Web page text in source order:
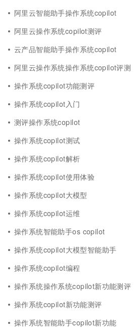
阿里云智能助手操作系统copilot
阿里云操作系统copilot测评
云产品智能助手操作系统copilot
阿里云操作系统操作系统copilot评测
操作系统copilot功能测评
操作系统copilot入门
测评操作系统copilot
操作系统copilot测试
操作系统copilot解析
操作系统copilot使用体验
操作系统copilot大模型
操作系统copilot运维
操作系统智能助手os copilot
操作系统copilot大模型智能助手
操作系统copilot编程
操作系统操作系统copilot新功能测评
操作系统copilot新功能测评
操作系统智能助手copilot新功能